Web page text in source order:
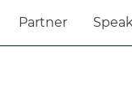
Partner